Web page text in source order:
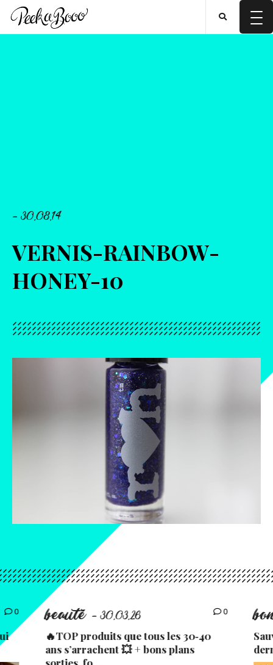
- 30.08.14
VERNIS-RAINBOW-
HONEY-10
0 beauté - 30.03.26 0
🔥TOP produits que tous les 30‑40
ans s’arrachent 💥 + bons plans